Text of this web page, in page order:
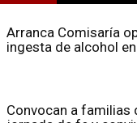
Arranca Comisaría
ingesta de alcohol
Convocan a familias